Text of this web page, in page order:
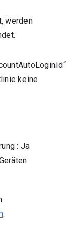
werden
keine
: Ja
.